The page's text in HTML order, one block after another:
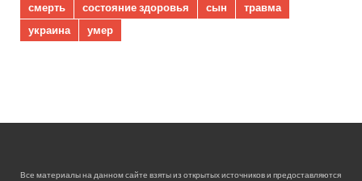
смерть
состояние здоровья сын
травма
украина
умер
Все материалы на данном сайте взяты из открытых источников и предоставляются